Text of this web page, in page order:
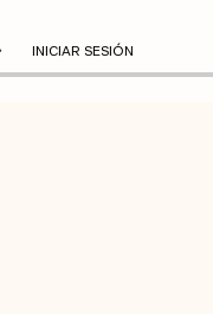
INICIAR SESIÓN